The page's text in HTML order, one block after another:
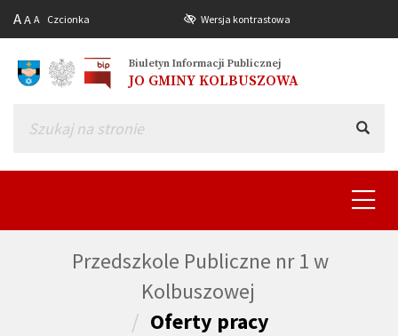
AA A Czcionka Wersja kontrastowa
Biuletyn Informacji Publicznej
JO GMINY KOLBUSZOWA
Toggle
Przedszkole Publiczne nr 1 w
Kolbuszowej
Oferty pracy